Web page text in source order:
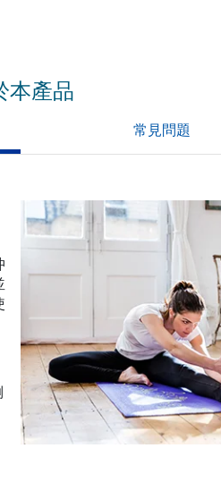
本產品
常見問題